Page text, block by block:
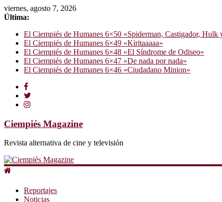
viernes, agosto 7, 2026
Última:
El Ciempiés de Humanes 6×50 «Spiderman, Castigador, Hulk
El Ciempiés de Humanes 6×49 «Kiritaaaaa»
El Ciempiés de Humanes 6×48 «El Síndrome de Odiseo»
El Ciempiés de Humanes 6×47 «De nada por nada»
El Ciempiés de Humanes 6×46 «Ciudadano Minion»
Ciempiés Magazine
Revista alternativa de cine y televisión
Reportajes
Noticias